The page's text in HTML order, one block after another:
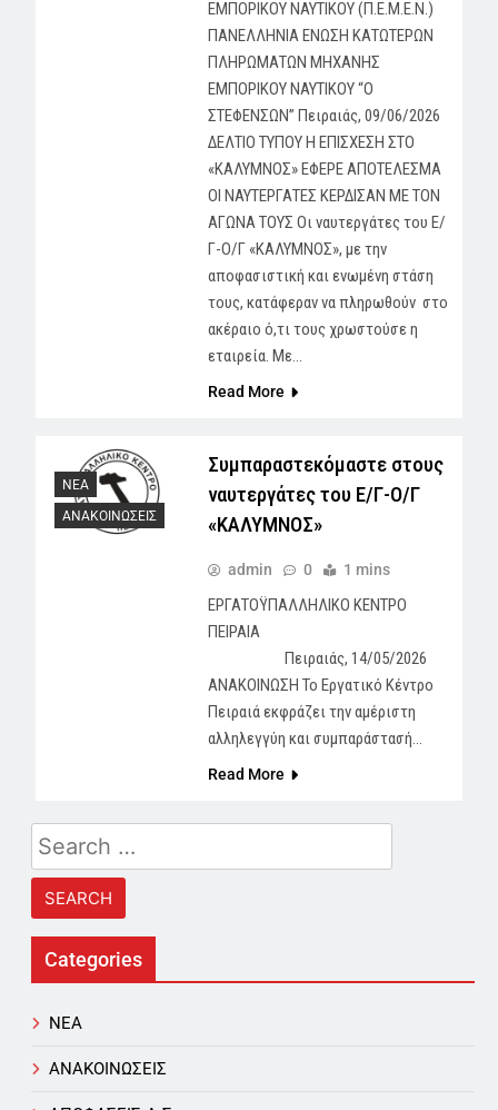
ΕΜΠΟΡΙΚΟΥ ΝΑΥΤΙΚΟΥ (Π.Ε.Μ.Ε.Ν.)
ΠΑΝΕΛΛΗΝΙΑ ΕΝΩΣΗ ΚΑΤΩΤΕΡΩΝ
ΠΛΗΡΩΜΑΤΩΝ ΜΗΧΑΝΗΣ
ΕΜΠΟΡΙΚΟΥ ΝΑΥΤΙΚΟΥ “Ο
ΣΤΕΦΕΝΣΩΝ” Πειραιάς, 09/06/2026
ΔΕΛΤΙΟ ΤΥΠΟΥ Η ΕΠΙΣΧΕΣΗ ΣΤΟ
«ΚΑΛΥΜΝΟΣ» ΕΦΕΡΕ ΑΠΟΤΕΛΕΣΜΑ
ΟΙ ΝΑΥΤΕΡΓΑΤΕΣ ΚΕΡΔΙΣΑΝ ΜΕ ΤΟΝ
ΑΓΩΝΑ ΤΟΥΣ Οι ναυτεργάτες του Ε/
Γ-Ο/Γ «ΚΑΛΥΜΝΟΣ», με την
αποφασιστική και ενωμένη στάση
τους, κατάφεραν να πληρωθούν στο
ακέραιο ό,τι τους χρωστούσε η
εταιρεία. Με…
Read More
NEA
ΑΝΑΚΟΙΝΩΣΕΙΣ
Συμπαραστεκόμαστε στους
ναυτεργάτες του Ε/Γ-Ο/Γ
«ΚΑΛΥΜΝΟΣ»
admin 0 1 mins
ΕΡΓΑΤΟΫΠΑΛΛΗΛΙΚΟ ΚΕΝΤΡΟ
ΠΕΙΡΑΙΑ
Πειραιάς, 14/05/2026
ΑΝΑΚΟΙΝΩΣΗ Το Εργατικό Κέντρο
Πειραιά εκφράζει την αμέριστη
αλληλεγγύη και συμπαράστασή…
Read More
Search
for:
Categories
NEA
ΑΝΑΚΟΙΝΩΣΕΙΣ